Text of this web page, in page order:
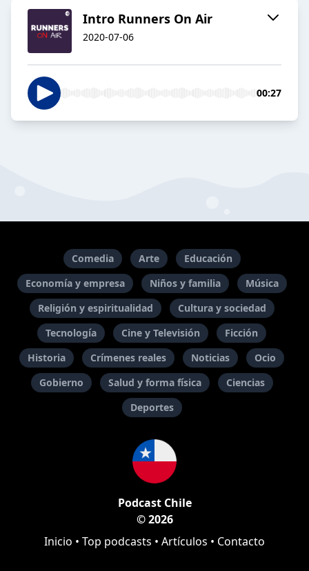
Intro Runners On Air
2020-07-06
00:27
Comedia Arte
Educación
Economía y empresa
Niños y familia
Música
Religión y espiritualidad
Cultura y sociedad
Tecnología
Cine y Televisión
Ficción
Historia
Crímenes reales Noticias
Ocio
Gobierno
Salud y forma física
Ciencias
Deportes
Podcast Chile
© 2026
Inicio • Top podcasts • Artículos • Contacto